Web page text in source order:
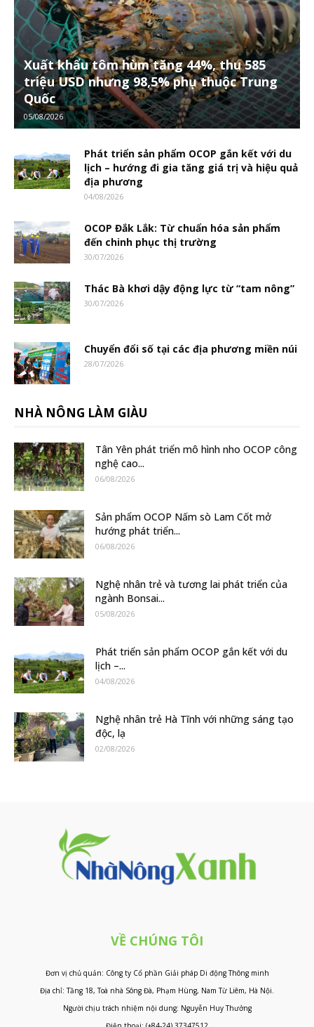
Xuất khẩu tôm hùm tăng 44%, thu 585
triệu USD nhưng 98,5% phụ thuộc Trung
Quốc
05/08/2026
Phát triển sản phẩm OCOP gắn kết với du
lịch – hướng đi gia tăng giá trị và hiệu quả
địa phương
04/08/2026
OCOP Đắk Lắk: Từ chuẩn hóa sản phẩm
đến chinh phục thị trường
30/07/2026
Thác Bà khơi dậy động lực từ “tam nông”
30/07/2026
Chuyển đổi số tại các địa phương miền núi
28/07/2026
NHÀ NÔNG LÀM GIÀU
Tân Yên phát triển mô hình nho OCOP công
nghệ cao...
06/08/2026
Sản phẩm OCOP Nấm sò Lam Cốt mở
hướng phát triển...
06/08/2026
Nghệ nhân trẻ và tương lai phát triển của
ngành Bonsai...
05/08/2026
Phát triển sản phẩm OCOP gắn kết với du
lịch –...
04/08/2026
Nghệ nhân trẻ Hà Tĩnh với những sáng tạo
độc, lạ
02/08/2026
VỀ CHÚNG TÔI
Đơn vị chủ quản: Công ty Cổ phần Giải pháp Di động Thông minh
Địa chỉ: Tầng 18, Toà nhà Sông Đà, Phạm Hùng, Nam Từ Liêm, Hà Nội.
Người chịu trách nhiệm nội dung: Nguyễn Huy Thưởng